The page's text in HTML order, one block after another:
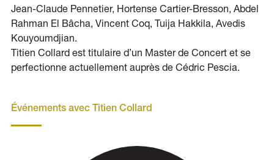
Jean-Claude Pennetier, Hortense Cartier-Bresson, Abdel
Rahman El Bâcha, Vincent Coq, Tuija Hakkila, Avedis
Kouyoumdjian.
Titien Collard est titulaire d’un Master de Concert et se
perfectionne actuellement auprès de Cédric Pescia.
Événements avec Titien Collard